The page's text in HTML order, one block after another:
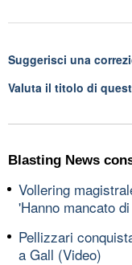
Suggerisci una
Valuta il titolo di
Blasting News
Vollering
'Hanno mancato
Pellizzari
a Gall (Video)